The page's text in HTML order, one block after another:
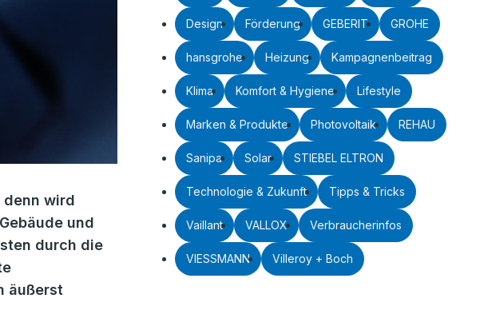
denn wird
und
durch die
äußerst
Design Förderung GEBERIT GROHE
hansgrohe Heizung Kampagnenbeitrag
Klima Komfort & Hygiene Lifestyle
Marken & Produkte Photovoltaik REHAU
Sanipa Solar STIEBEL ELTRON
Technologie & Zukunft Tipps & Tricks
Vaillant VALLOX Verbraucherinfos
VIESSMANN Villeroy + Boch